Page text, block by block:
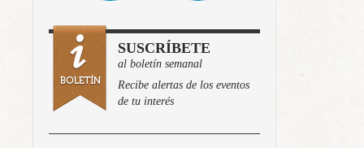
SUSCRÍBETE
al boletín semanal
Recibe alertas de los eventos
de tu interés